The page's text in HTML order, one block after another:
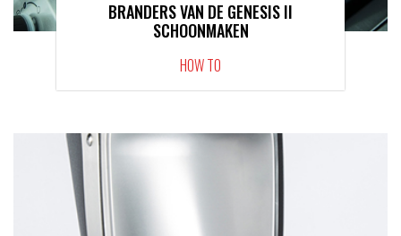
BRANDERS VAN DE GENESIS II
SCHOONMAKEN
HOW TO